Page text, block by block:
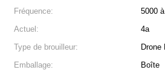
Fréquence:
5000
Actuel:
4a
Type de brouilleur:
Drone
Emballage:
Boîte